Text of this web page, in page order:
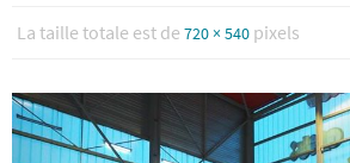
La taille totale est de 720 × 540 pixels